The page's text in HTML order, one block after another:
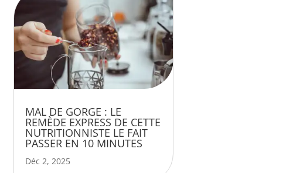
MAL DE GORGE : LE
REMÈDE EXPRESS DE CETTE
NUTRITIONNISTE LE FAIT
PASSER EN 10 MINUTES
Déc 2, 2025